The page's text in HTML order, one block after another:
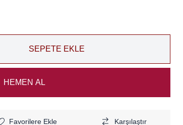
Favorilere Ekle Karşılaştır